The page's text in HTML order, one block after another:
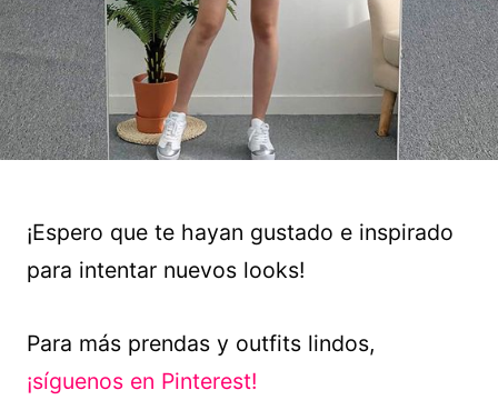
¡Espero que te hayan gustado e inspirado
para intentar nuevos looks!
Para más prendas y outfits lindos,
¡síguenos en Pinterest!